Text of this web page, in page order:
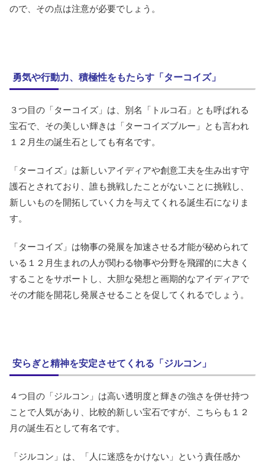
ので、その点は注意が必要でしょう。
勇気や行動力、積極性をもたらす「ターコイズ」
３つ目の「ターコイズ」は、別名「トルコ石」とも呼ばれる
宝石で、その美しい輝きは「ターコイズブルー」とも言われ
１２月生の誕生石としても有名です。
「ターコイズ」は新しいアイディアや創意工夫を生み出す守
護石とされており、誰も挑戦したことがないことに挑戦し、
新しいものを開拓していく力を与えてくれる誕生石になりま
す。
「ターコイズ」は物事の発展を加速させる才能が秘められて
いる１２月生まれの人が関わる物事や分野を飛躍的に大きく
することをサポートし、大胆な発想と画期的なアイディアで
その才能を開花し発展させることを促してくれるでしょう。
安らぎと精神を安定させてくれる「ジルコン」
４つ目の「ジルコン」は高い透明度と輝きの強さを併せ持つ
ことで人気があり、比較的新しい宝石ですが、こちらも１２
月の誕生石として有名です。
「ジルコン」は、「人に迷惑をかけない」という責任感か